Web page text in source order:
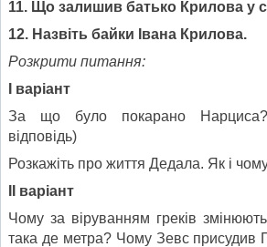
11. Що залишив батько Крилова у
12. Назвіть байки Івана Крилова.
Розкрити питання:
І варіант
За що було покарано Нарциса?
відповідь)
Розкажіть про життя Дедала. Як і
ІІ варіант
Чому за віруванням греків
така де метра? Чому Зевс присудив